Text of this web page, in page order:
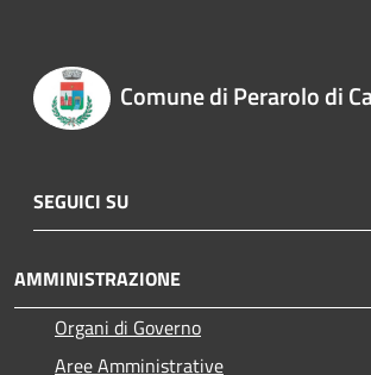
Comune di Perarolo di
SEGUICI SU
AMMINISTRAZIONE
Organi di Governo
Aree Amministrative